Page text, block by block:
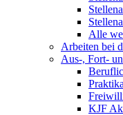
Alle
Arbeiten bei
Aus-, Fort-
Praktika
KJF